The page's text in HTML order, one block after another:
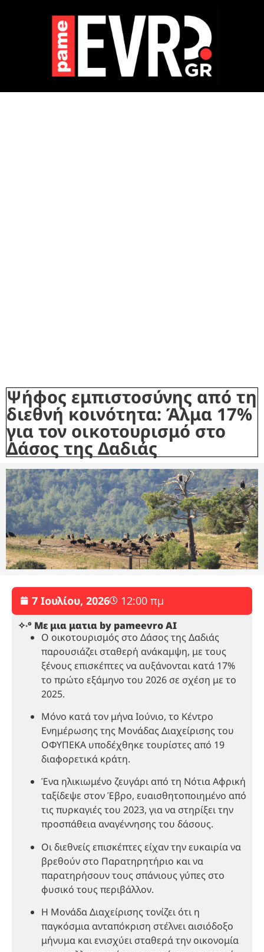
Ψήφος εμπιστοσύνης από τη
διεθνή κοινότητα: Άλμα 17%
για τον οικοτουρισμό στο
Δάσος της Δαδιάς
7 Ιουλίου, 2026 12:00 πμ
✧˖° Με μια ματια by pameevro AI
Ο οικοτουρισμός στο Δάσος της Δαδιάς
παρουσιάζει σταθερή ανάκαμψη, με τους
ξένους επισκέπτες να αυξάνονται κατά 17%
το πρώτο εξάμηνο του 2026 σε σχέση με το
2025.
Μόνο κατά τον μήνα Ιούνιο, το Κέντρο
Ενημέρωσης της Μονάδας Διαχείρισης του
ΟΦΥΠΕΚΑ υποδέχθηκε τουρίστες από 19
διαφορετικά κράτη.
Ένα ηλικιωμένο ζευγάρι από τη Νότια Αφρική
ταξίδεψε στον Έβρο, ευαισθητοποιημένο από
τις πυρκαγιές του 2023, για να στηρίξει την
προσπάθεια αναγέννησης του δάσους.
Οι διεθνείς επισκέπτες είχαν την ευκαιρία να
βρεθούν στο Παρατηρητήριο και να
παρατηρήσουν τους σπάνιους γύπες στο
φυσικό τους περιβάλλον.
Η Μονάδα Διαχείρισης τονίζει ότι η
παγκόσμια ανταπόκριση στέλνει αισιόδοξο
μήνυμα και ενισχύει σταθερά την οικονομία